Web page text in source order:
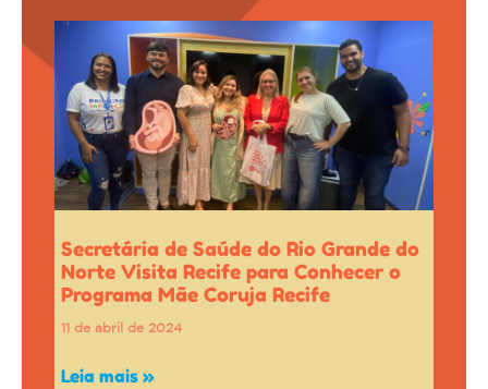
Secretária de Saúde do Rio Grande do
Norte Visita Recife para Conhecer o
Programa Mãe Coruja Recife
11 de abril de 2024
Leia mais »